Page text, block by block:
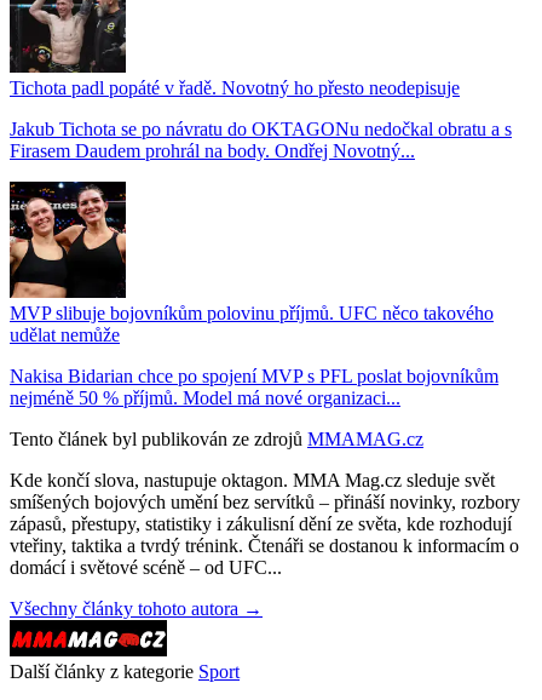
Tichota padl popáté v řadě. Novotný ho přesto neodepisuje
Jakub Tichota se po návratu do OKTAGONu nedočkal obratu a s
Firasem Daudem prohrál na body. Ondřej Novotný...
MVP slibuje bojovníkům polovinu příjmů. UFC něco takového
udělat nemůže
Nakisa Bidarian chce po spojení MVP s PFL poslat bojovníkům
nejméně 50 % příjmů. Model má nové organizaci...
Tento článek byl publikován ze zdrojů MMAMAG.cz
Kde končí slova, nastupuje oktagon. MMA Mag.cz sleduje svět
smíšených bojových umění bez servítků – přináší novinky, rozbory
zápasů, přestupy, statistiky i zákulisní dění ze světa, kde rozhodují
vteřiny, taktika a tvrdý trénink. Čtenáři se dostanou k informacím o
domácí i světové scéně – od UFC...
Všechny články tohoto autora →
Další články z kategorie Sport